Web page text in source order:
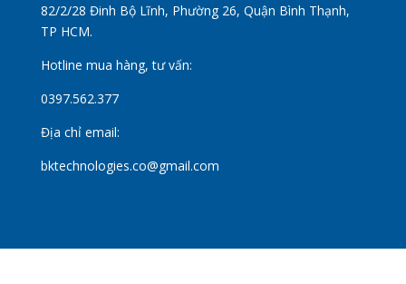
82/2/28 Đinh Bộ Lĩnh, Phường 26, Quận Bình Thạnh,
TP HCM.
Hotline mua hàng, tư vấn:
0397.562.377
Địa chỉ email:
bktechnologies.co@gmail.com